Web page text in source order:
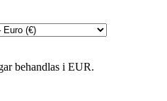
behandlas i EUR.